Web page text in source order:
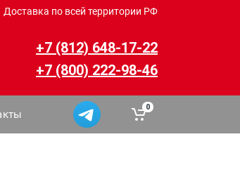
Доставка по всей территории РФ
+7 (812) 648-17-22
+7 (800) 222-98-46
0